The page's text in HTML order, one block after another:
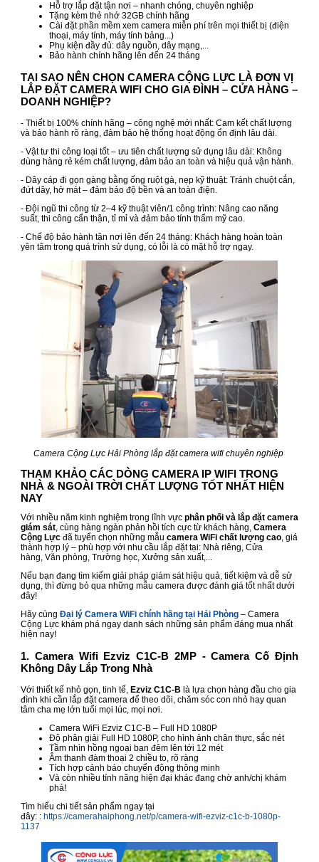
Hỗ trợ lắp đặt tận nơi – nhanh chóng, chuyên nghiệp
Tặng kèm thẻ nhớ 32GB chính hãng
Cài đặt phần mềm xem camera miễn phí trên mọi thiết bị (điện
thoại, máy tính, máy tính bảng...)
Phụ kiện đầy đủ: dây nguồn, dây mạng,...
Bảo hành chính hãng lên đến 24 tháng
TẠI SAO NÊN CHỌN CAMERA CỘNG LỰC LÀ ĐƠN VỊ
LẮP ĐẶT CAMERA WIFI CHO GIA ĐÌNH – CỬA HÀNG –
DOANH NGHIỆP?
- Thiết bị 100% chính hãng – công nghệ mới nhất: Cam kết chất lượng
và bảo hành rõ ràng, đảm bảo hệ thống hoạt động ổn định lâu dài.
- Vật tư thi công loại tốt – ưu tiên chất lượng sử dụng lâu dài: Không
dùng hàng rẻ kém chất lượng, đảm bảo an toàn và hiệu quả vận hành.
- Dây cáp đi gọn gàng bằng ống ruột gà, nẹp kỹ thuật: Tránh chuột cắn,
đứt dây, hở mát – đảm bảo độ bền và an toàn điện.
- Đội ngũ thi công từ 2–4 kỹ thuật viên/1 công trình: Nâng cao năng
suất, thi công cẩn thận, tỉ mỉ và đảm bảo tính thẩm mỹ cao.
- Chế độ bảo hành tận nơi lên đến 24 tháng: Khách hàng hoàn toàn
yên tâm trong quá trình sử dụng, có lỗi là có mặt hỗ trợ ngay.
Camera Cộng Lực Hải Phòng lắp đặt camera wifi chuyên nghiệp
THAM KHẢO CÁC DÒNG CAMERA IP WIFI TRONG
NHÀ & NGOÀI TRỜI CHẤT LƯỢNG TỐT NHẤT HIỆN
NAY
Với nhiều năm kinh nghiệm trong lĩnh vực phân phối và lắp đặt camera
giám sát, cùng hàng ngàn phản hồi tích cực từ khách hàng, Camera
Cộng Lựcđã tuyển chọn những mẫu camera WiFi chất lượng cao, giá
thành hợp lý – phù hợp với nhu cầu lắp đặt tại: Nhà riêng, Cửa
hàng, Văn phòng, Trường học, Xưởng sản xuất,...
Nếu bạn đang tìm kiếm giải pháp giám sát hiệu quả, tiết kiệm và dễ sử
dụng, thì đừng bỏ qua những mẫu camera được đánh giá tốt nhất dưới
đây!
Hãy cùng Đại lý Camera WiFi chính hãng tại Hải Phòng– Camera
Cộng Lực khám phá ngay danh sách những sản phẩm đáng mua nhất
hiện nay!
1. Camera Wifi Ezviz C1C-B 2MP - Camera Cố Định
Không Dây Lắp Trong Nhà
Với thiết kế nhỏ gọn, tinh tế, Ezviz C1C-B là lựa chọn hàng đầu cho gia
đình khi cần lắp đặt camera để theo dõi, chăm sóc con nhỏ hay quan
tâm cha mẹ lớn tuổi mọi lúc, mọi nơi.
Camera WiFi Ezviz C1C-B – Full HD 1080P
Độ phân giải Full HD 1080P, cho hình ảnh chân thực, sắc nét
Tầm nhìn hồng ngoại ban đêm lên tới 12 mét
Âm thanh đàm thoại 2 chiều to, rõ ràng
Tích hợp cảnh báo chuyển động thông minh
Và còn nhiều tính năng hiện đại khác đang chờ anh/chị khám
phá!
Tìm hiểu chi tiết sản phẩm ngay tại
đây: : https://camerahaiphong.net/p/camera-wifi-ezviz-c1c-b-1080p-
1137